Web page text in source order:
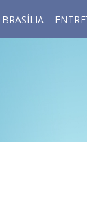
BRASÍLIA